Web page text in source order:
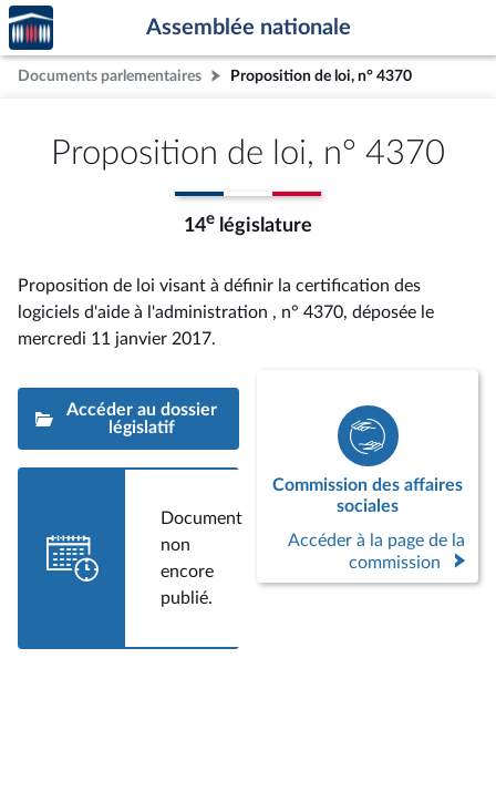
Aller au contenu
Aller en bas de la page
Accèder
à la
page
d'accueil
Assemblée nationale
Documents parlementaires Proposition de loi, n° 4370
Proposition de loi, n° 4370
14e législature
Proposition de loi visant à définir la certification des
logiciels d'aide à l'administration , n° 4370, déposée le
mercredi 11 janvier 2017.
Accéder au dossier
législatif
Document
non
encore
publié.
Commission des affaires
sociales
Accéder à la page de la
commission